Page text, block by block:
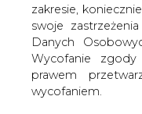
zakresie,
swoje
Danych
Wycofanie
prawem
wycofaniem.
sprzedaż
niskim
ostatnich 9
W grudniu General
elektrycznego